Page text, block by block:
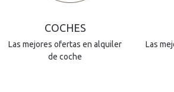
COCHES
Las mejores ofertas en alquiler
de coche
Las